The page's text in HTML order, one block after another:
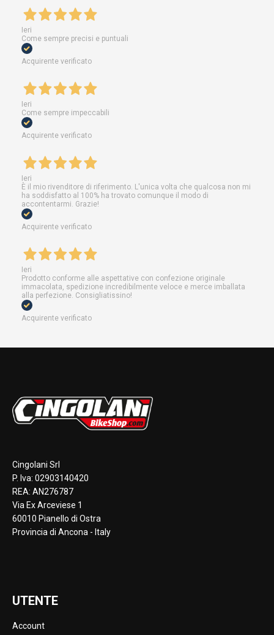
Ieri
Come sempre precisi e puntuali
Acquirente verificato
Ieri
Come sempre impeccabili
Acquirente verificato
Ieri
È il mio rivenditore di riferimento. L'unica volta che qualcosa non mi
ha soddisfatto al 100% ha trovato comunque il modo di
accontentarmi. Grazie!
Acquirente verificato
Ieri
Prodotto conforme alle aspettative con confezione originale
immacolata, spedizione incredibilmente veloce e merce imballata
alla perfezione. Consigliatissino!
Acquirente verificato
Cingolani Srl
P. Iva: 02903140420
REA: AN276787
Via Ex Arceviese 1
60010 Pianello di Ostra
Provincia di Ancona - Italy
UTENTE
Account